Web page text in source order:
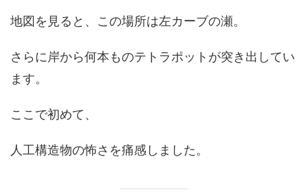
地図を見ると、この場所は左カーブの瀬。
さらに岸から何本ものテトラポットが突き出してい
ます。
ここで初めて、
人工構造物の怖さを痛感しました。